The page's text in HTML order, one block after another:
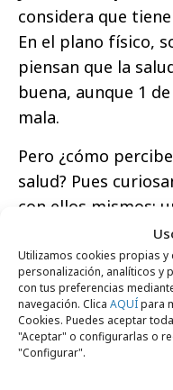
Utilizamos cookies propias y
personalización, analíticos y
con tus preferencias
navegación. Clica AQUÍpara
Cookies. Puedes aceptar
"Aceptar" o configurarlas o
"Configurar".
considera que
En el plano físico,
piensan que la
buena, aunque 1
mala.
Pero ¿cómo
salud? Pues
con ellos mismos:
física es mala
considera buena.
salud mental, los
dice que es mala y
es buena.